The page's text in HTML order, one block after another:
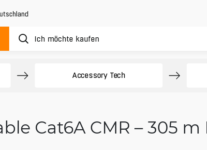
Accessory Tech
Cat6A CMR – 305